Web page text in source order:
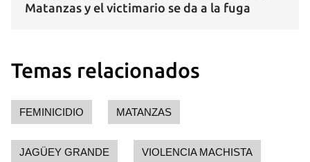
Matanzas y el victimario se da a la fuga
Temas relacionados
FEMINICIDIO MATANZAS
JAGÜEY GRANDE VIOLENCIA MACHISTA